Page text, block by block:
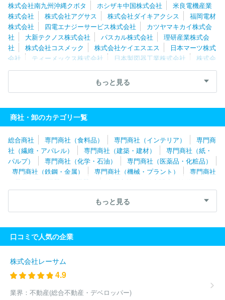
株式会社南九州沖縄クボタ ホシザキ中国株式会社
米良電機産業
株式会社
株式会社アグサス 株式会社ダイキアクシス
福岡電材
株式会社
四電エナジーサービス株式会社
カツヤマキカイ株式会
社
大新テクノス株式会社 パスカル株式会社
理研産業株式会
社
株式会社コスメック 株式会社ケイエスエス
日本マーツ株式
会社
ティーメックス株式会社 日本製図器工業株式会社
株式会
社リブウェルヤマザキ
中部事務機株式会社
富士ゼロックス大阪
株式会社ヤサカ
ヤンマーエネルギーシ
ステム株式会社
堀製作所
株式会社ホリヤ 株式会社デザインアーク
株式会社た
けびし
マツモト産業株式会社
椿本興業株式会社
株式会社東陽 杉本商事株式会社
名古屋眼
鏡株式会社
株式会社アイセイ
株式会社エージェンシーアシスト
株式会社ＦＯＶＡテック
コマツ産機株式会社
株式会社オンダ製
作所
三浦電気株式会社 株式会社山善 株式会社扇港電機
株
ショット日本株式会社
式会社
進和テック株式会社 横河商事株式会社
キヤノンマーケ
ティングジャパン株式会社
株式会社コーシンインテックス
株式会社テヅカ
住友建機販売株
式会社
アプライドマテリアルズジャパン株式会社
株式会社内田洋行
社サン・フレイム
キヤノンシステムアンドサポート株式会社
明
もっと見る
商社・卸のカテゴリ一覧
総合商社 専門商社（食料品） 専門商社（インテリア）
専門商
社（繊維・アパレル）
専門商社（建築・建材）
専門商社（紙・
パルプ）
専門商社（化学・石油）
専門商社（医薬品・化粧品）
専門商社（鉄鋼・金属）
専門商社（機械・プラント）
専門商社
（電子・電気機器・OA機器）
専門商社（自動車関連・輸送用機
器）
専門商社（医療機器）
専門商社（文具・事務用品・日用
専門商社（スポーツ・レジャー用品） 専門商社（その他）
もっと見る
口コミで人気の企業
株式会社レーサム
4.9
業界： 不動産(総合不動産・デベロッパー)